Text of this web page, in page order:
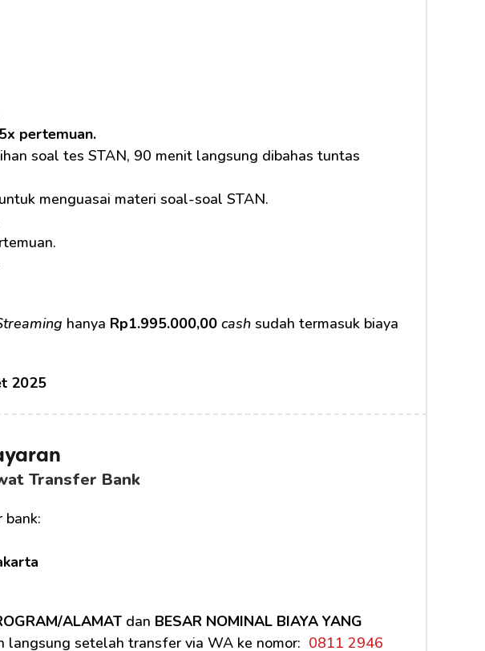
pertemuan.
soal tes STAN, 90 menit langsung dibahas tuntas
menguasai materi soal-soal STAN.
hanya Rp1.995.000,00 cash sudah termasuk biaya
2025
Transfer Bank
ALAMAT dan BESAR NOMINAL BIAYA YANG
langsung setelah transfer via WA ke nomor: 0811 2946